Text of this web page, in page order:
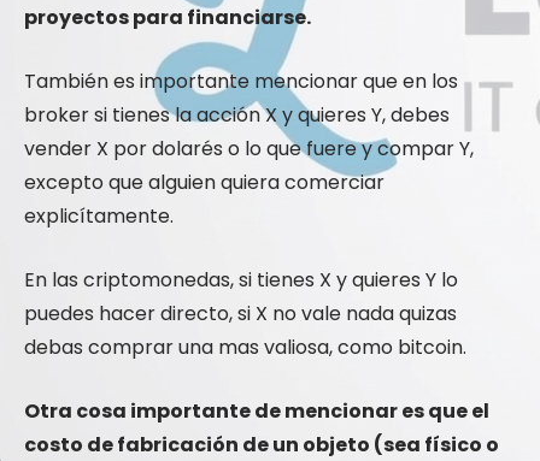
proyectos para financiarse.
También es importante mencionar que en los
broker si tienes la acción X y quieres Y, debes
vender X por dolarés o lo que fuere y compar Y,
excepto que alguien quiera comerciar
explicítamente.
En las criptomonedas, si tienes X y quieres Y lo
puedes hacer directo, si X no vale nada quizas
debas comprar una mas valiosa, como bitcoin.
Otra cosa importante de mencionar es que el
costo de fabricación de un objeto (sea físico o